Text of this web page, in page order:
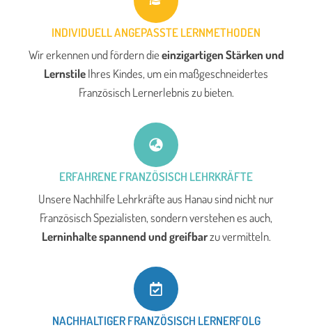
INDIVIDUELL ANGEPASSTE LERNMETHODEN
Wir erkennen und fördern dieeinzigartigen Stärken und
LernstileIhres Kindes, um ein maßgeschneidertes
Französisch Lernerlebnis zu bieten.
ERFAHRENE FRANZÖSISCH LEHRKRÄFTE
Unsere Nachhilfe Lehrkräfte aus Hanau sind nicht nur
Französisch Spezialisten, sondern verstehen es auch,
Lerninhalte spannend und greifbarzu vermitteln.
NACHHALTIGER FRANZÖSISCH LERNERFOLG